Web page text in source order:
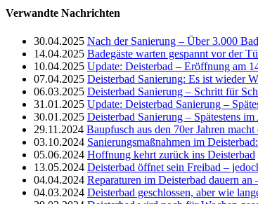
Verwandte Nachrichten
30.04.2025 Nach der Sanierung – Über 3.000
14.04.2025 Badegäste warten gespannt vor der
10.04.2025 Update: Deisterbad – Eröffnung am
07.04.2025 Deisterbad Sanierung: Es ist wieder
06.03.2025 Deisterbad Sanierung – Schritt für
31.01.2025 Update: Deisterbad Sanierung –
30.01.2025 Deisterbad Sanierung – Spätestens
29.11.2024 Baupfusch aus den 70er Jahren
03.10.2024 Sanierungsmaßnahmen im
05.06.2024 Hoffnung kehrt zurück ins Deisterbad
13.05.2024 Deisterbad öffnet sein Freibad –
04.04.2024 Reparaturen im Deisterbad dauern
04.03.2024 Deisterbad geschlossen, aber wie